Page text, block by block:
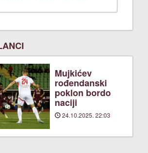
Mujkićev
rođendanski
poklon bordo
naciji
24.10.2025. 22:03